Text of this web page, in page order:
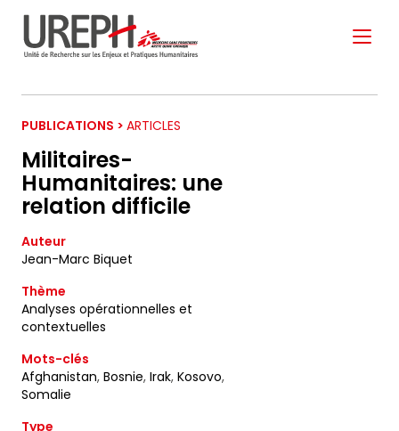
PUBLICATIONS > ARTICLES
Militaires-
Humanitaires: une
relation difficile
Auteur
Jean-Marc Biquet
Thème
Analyses opérationnelles et
contextuelles
Mots-clés
Afghanistan, Bosnie, Irak, Kosovo,
Somalie
Type
S'ABONNER À NOTRE
NEWSLETTER
Ne manquez pas les nouveautés que nous
réservons à nos fidèles abonnés.
Votre adresse de messagerie est uniquement
utilisée pour vous envoyer notre lettre d'information
activités. Vous pouvez à tout moment utiliser le lien